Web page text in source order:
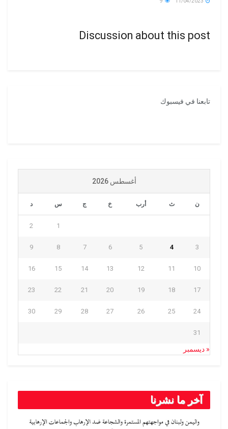
Discussion about this post
تابعنا في فيسبوك
أغسطس 2026
ن ث أرب خ ج س د
1
2
3
4
5
6
7
8
9
10
11
12
13
14
15
16
17
18
19
20
21
22
23
24
25
26
27
28
29
30
31
« ديسمبر
آخر ما نشرنا